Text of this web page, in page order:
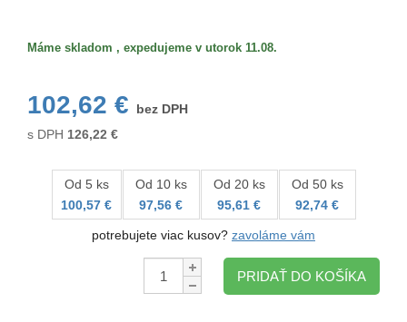
Máme skladom , expedujeme v utorok 11.08.
102,62 €
bez DPH
s DPH 126,22 €
Od 5 ks
100,57 €
Od 10 ks
97,56 €
Od 20 ks
95,61 €
Od 50 ks
92,74 €
potrebujete viac kusov? zavoláme vám
Množstvo:
PRIDAŤ DO KOŠÍKA